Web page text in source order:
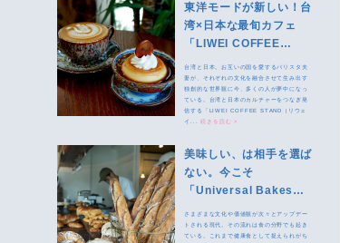
東洋モードが新しい！台
湾×日本な最旬カフェ
「LIWEI COFFEE
STAND」
台湾と日本。お互いの国を愛するバリスタ夫
妻が、それぞれの文化を融合させて生み出す
独創的な世界観に今、多くの人が夢中になっ
ている。台湾と日本のカルチャーをつなぎ発
信する「LIWEI COFFEE STAND（リウェ
イ... 続きを読む >
美味しい、は相手を選ば
ない。今こそ
「Universal Bakes
and Cafe」へ
さまざまな文化や価値観が次々とアップデー
トされる現代。その流れは食の分野でも起き
ている。これまで健康食として捉えられがち